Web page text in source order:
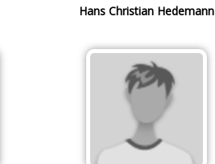
Hans Christian Hedemann